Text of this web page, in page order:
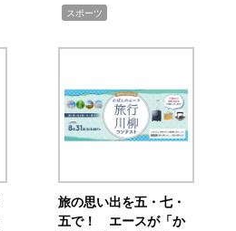
スポーツ
旅の思い出を五・七・
五で！ エースが「か